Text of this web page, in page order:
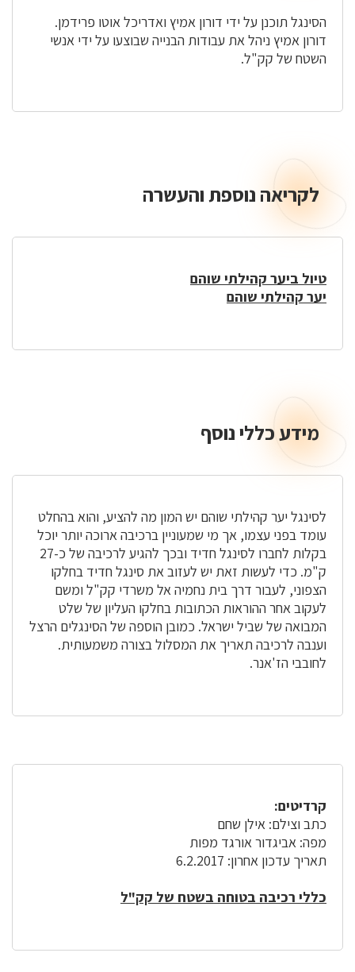
הסינגל תוכנן על ידי דורון אמיץ ואדריכל אוטו פרידמן.
דורון אמיץ ניהל את עבודות הבנייה שבוצעו על ידי אנשי
השטח של קק"ל.
לקריאהלקריאה נוספת והעשרה
טיול ביער קהילתי שוהם
יער קהילתי שוהם
מידעמידע כללי נוסף
לסינגל יער קהילתי שוהם יש המון מה להציע, והוא בהחלט
עומד בפני עצמו, אך מי שמעוניין ברכיבה ארוכה יותר יוכל
בקלות לחברו לסינגל חדיד ובכך להגיע לרכיבה של כ-27
ק"מ. כדי לעשות זאת יש לעזוב את סינגל חדיד בחלקו
הצפוני, לעבור דרך בית נחמיה אל משרדי קק"ל ומשם
לעקוב אחר ההוראות הכתובות בחלקו העליון של שלט
המבואה של שביל ישראל. כמובן הוספה של הסינגלים הרצל
וענבה לרכיבה תאריך את המסלול בצורה משמעותית.
לחובבי הז'אנר.
קרדיטים:
כתב וצילם: אילן שחם
מפה: אביגדור אורגד מפות
תאריך עדכון אחרון: 6.2.2017
כללי רכיבה בטוחה בשטח של קק"ל